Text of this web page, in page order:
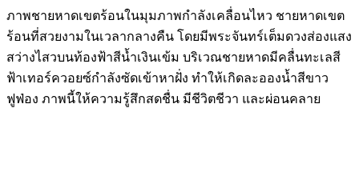
ภาพชายหาดเขตร้อนในมุมภาพกำลังเคลื่อนไหว ชายหาดเขต
ร้อนที่สวยงามในเวลากลางคืน โดยมีพระจันทร์เต็มดวงส่องแสง
สว่างไสวบนท้องฟ้าสีน้ำเงินเข้ม บริเวณชายหาดมีคลื่นทะเลสี
ฟ้าเทอร์ควอยซ์กำลังซัดเข้าหาฝั่ง ทำให้เกิดละอองน้ำสีขาว
ฟูฟ่อง ภาพนี้ให้ความรู้สึกสดชื่น มีชีวิตชีวา และผ่อนคลาย